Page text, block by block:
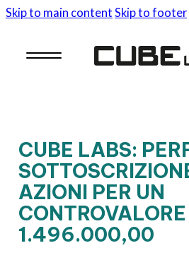
Skip to main content Skip to footer
CUBE LABS:
AZIONI PER UN
1.496.000,00